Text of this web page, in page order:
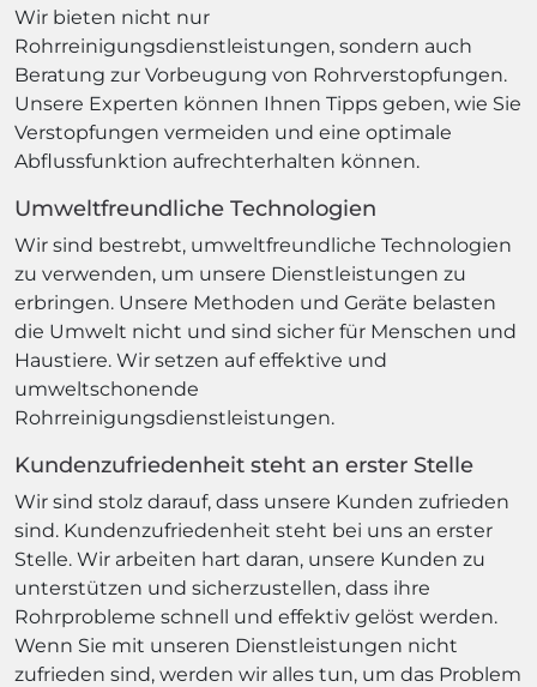
Wir bieten nicht nur
Rohrreinigungsdienstleistungen, sondern auch
Beratung zur Vorbeugung von Rohrverstopfungen.
Unsere Experten können Ihnen Tipps geben, wie Sie
Verstopfungen vermeiden und eine optimale
Abflussfunktion aufrechterhalten können.
Umweltfreundliche Technologien
Wir sind bestrebt, umweltfreundliche Technologien
zu verwenden, um unsere Dienstleistungen zu
erbringen. Unsere Methoden und Geräte belasten
die Umwelt nicht und sind sicher für Menschen und
Haustiere. Wir setzen auf effektive und
umweltschonende
Rohrreinigungsdienstleistungen.
Kundenzufriedenheit steht an erster Stelle
Wir sind stolz darauf, dass unsere Kunden zufrieden
sind. Kundenzufriedenheit steht bei uns an erster
Stelle. Wir arbeiten hart daran, unsere Kunden zu
unterstützen und sicherzustellen, dass ihre
Rohrprobleme schnell und effektiv gelöst werden.
Wenn Sie mit unseren Dienstleistungen nicht
zufrieden sind, werden wir alles tun, um das Problem